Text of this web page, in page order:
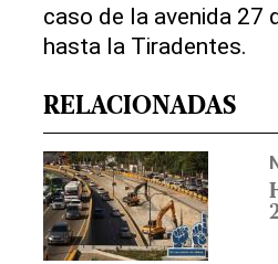
caso de la avenida 27
hasta la Tiradentes.
RELACIONADAS